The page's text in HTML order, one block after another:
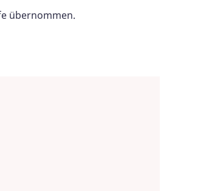
übernommen.